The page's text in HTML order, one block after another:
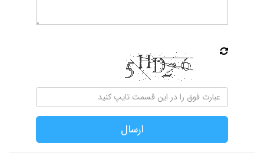
آرایه فراپسند آراز
ارسال